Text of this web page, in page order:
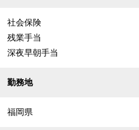
社会保険
残業手当
深夜早朝手当
勤務地
福岡県